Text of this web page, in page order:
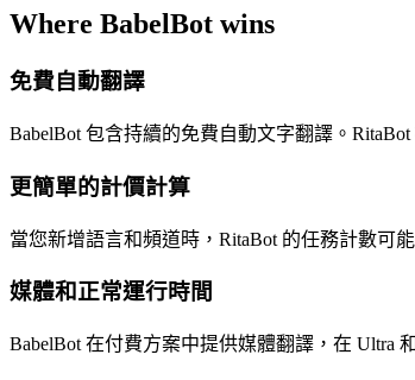
Where BabelBot wins
免費自動翻譯
BabelBot 包含持續的免費自動文字翻譯。
更簡單的計價計算
當您新增語言和頻道時，RitaBot 的任務計數可
媒體和正常運行時間
BabelBot 在付費方案中提供媒體翻譯，在 Ultra